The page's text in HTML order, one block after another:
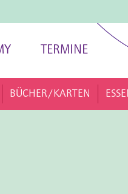
TERMINE
BÜCHER/KARTEN